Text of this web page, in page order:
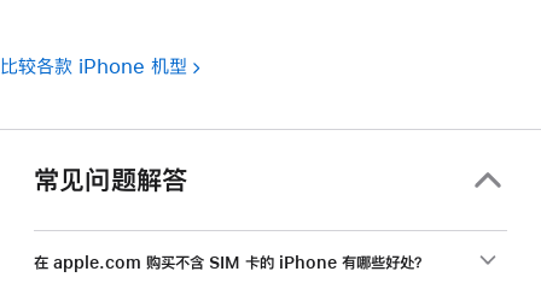
比较各款 iPhone 机型
常见问题解答
在 apple.com 购买不含 SIM 卡的 iPhone 有哪些好处？